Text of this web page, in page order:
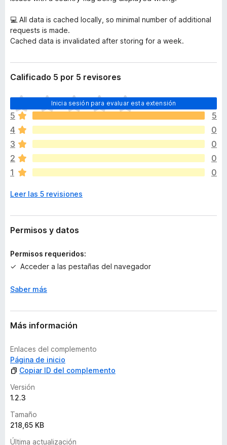
💻 All data is cached locally, so minimal number of additional
requests is made.
Cached data is invalidated after storing for a week.
Calificado 5 por 5 revisores
Inicia sesión para evaluar esta extensión
T
o
d
a
v
a
n
h
y
v
l
r
c
o
n
s
5
5
4
0
3
0
2
0
1
0
Leer las 5 revisiones
Permisos y datos
Permisos requeridos:
Acceder a las pestañas del navegador
Saber más
Más información
Enlaces del complemento
Página de inicio
Copiar ID del complemento
Versión
1.2.3
Tamaño
218,65 KB
Última actualización